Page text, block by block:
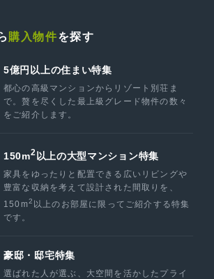
購入物件を探す
5億円以上の住まい特集
都心の高級マンションからリゾート別荘ま
で。贅を尽くした最上級グレード物件の数々
をご紹介します。
150m2 以上の大型マンション特集
家具をゆったりと配置できる広いリビングや
豊富な収納を考えて設計された間取りを、
150m2 以上のお部屋に限ってご紹介する特集
です。
豪邸・邸宅特集
選ばれた人が選ぶ、大空間を活かしたプライ